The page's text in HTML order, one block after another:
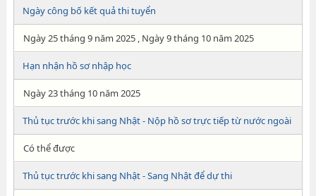
Ngày công bố kết quả thi tuyển
Ngày 25 tháng 9 năm 2025 , Ngày 9 tháng 10 năm 2025
Hạn nhận hồ sơ nhập học
Ngày 23 tháng 10 năm 2025
Thủ tục trước khi sang Nhật - Nộp hồ sơ trực tiếp từ nước ngoài
Có thể được
Thủ tục trước khi sang Nhật - Sang Nhật để dự thi